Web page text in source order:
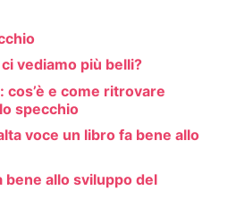
vediamo più belli?
cos’è e come ritrovare
specchio
voce un libro fa bene allo
bene allo sviluppo del